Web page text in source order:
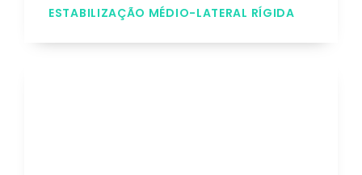
ESTABILIZAÇÃO MÉDIO-LATERAL RÍGIDA